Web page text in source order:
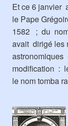
Et ce 6 janvier
le Pape
1582 ; du
avait dirigé les
astronomiques
modification :
le nom tomba